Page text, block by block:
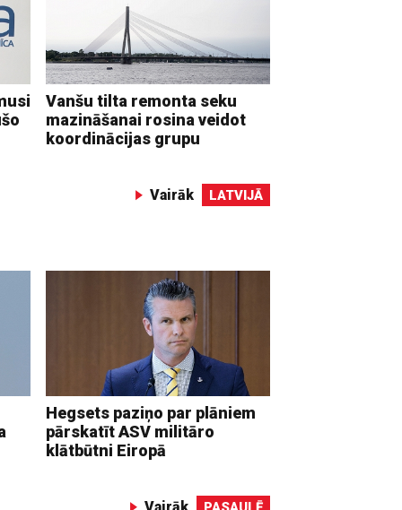
Vanšu tilta remonta seku
mazināšanai rosina veidot
koordinācijas grupu
Vairāk LATVIJĀ
Hegsets paziņo par plāniem
pārskatīt ASV militāro
klātbūtni Eiropā